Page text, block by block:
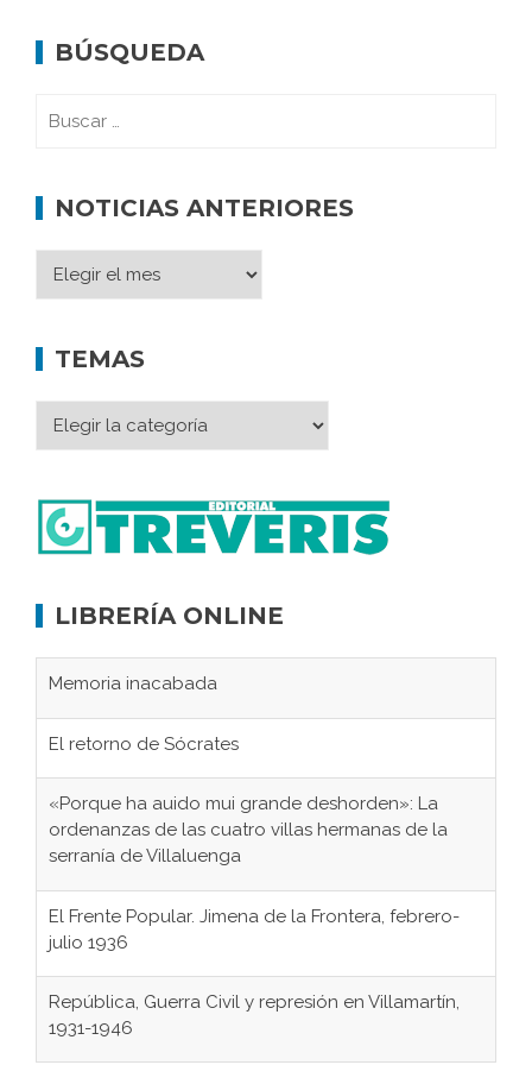
BÚSQUEDA
NOTICIAS ANTERIORES
TEMAS
LIBRERÍA ONLINE
Memoria inacabada
El retorno de Sócrates
«Porque ha auido mui grande deshorden»: La
ordenanzas de las cuatro villas hermanas de la
serranía de Villaluenga
El Frente Popular. Jimena de la Frontera, febrero-
julio 1936
República, Guerra Civil y represión en Villamartín,
1931-1946